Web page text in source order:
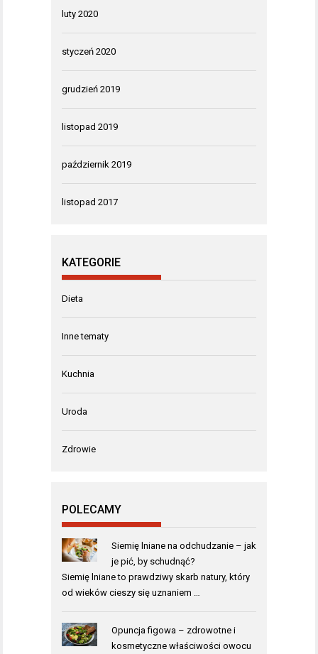
luty 2020
styczeń 2020
grudzień 2019
listopad 2019
październik 2019
listopad 2017
KATEGORIE
Dieta
Inne tematy
Kuchnia
Uroda
Zdrowie
POLECAMY
Siemię lniane na odchudzanie – jak
je pić, by schudnąć?
Siemię lniane to prawdziwy skarb natury, który
od wieków cieszy się uznaniem …
Opuncja figowa – zdrowotne i
kosmetyczne właściwości owocu